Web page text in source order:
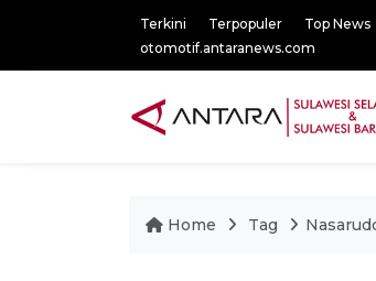
Terkini Terpopuler Top News
otomotif.antaranews.com
Home Tag